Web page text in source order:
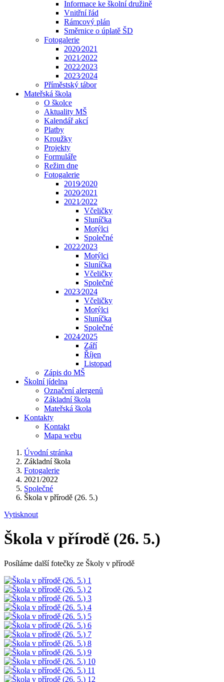
Informace ke školní družině
Vnitřní řád
Rámcový plán
Směrnice o úplatě ŠD
Fotogalerie
2020⁄2021
2021⁄2022
2022⁄2023
2023⁄2024
Příměstský tábor
Mateřská škola
O školce
Aktuality MŠ
Kalendář akcí
Platby
Kroužky
Projekty
Formuláře
Režim dne
Fotogalerie
2019⁄2020
2020⁄2021
2021⁄2022
Včeličky
Sluníčka
Motýlci
Společné
2022⁄2023
Motýlci
Sluníčka
Včeličky
Společné
2023⁄2024
Včeličky
Motýlci
Sluníčka
Společné
2024⁄2025
Září
Říjen
Listopad
Zápis do MŠ
Školní jídelna
Označení alergenů
Základní škola
Mateřská škola
Kontakty
Kontakt
Mapa webu
Úvodní stránka
Základní škola
Fotogalerie
2021/2022
Společné
Škola v přírodě (26. 5.)
Vytisknout
Škola v přírodě (26. 5.)
Posíláme další fotečky ze Školy v přírodě